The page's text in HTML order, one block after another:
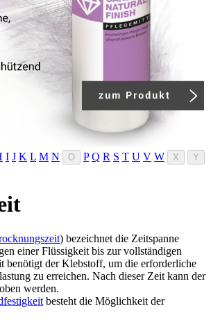
I J K L M N O P Q R S T U V W X Y
) bezeichnet die Zeitspanne
einer Flüssigkeit bis zur vollständigen
benötigt der Klebstoff, um die erforderliche
zu erreichen. Nach dieser Zeit kann der
werden.
besteht die Möglichkeit der